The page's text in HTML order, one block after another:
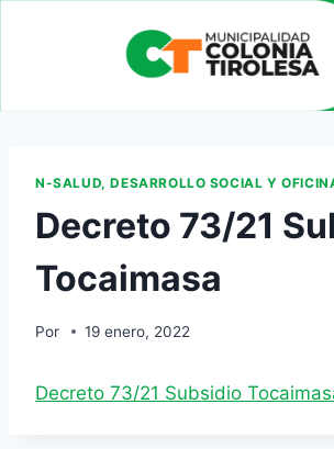
N-SALUD, DESARROLLO SOCIAL Y
Decreto 73/21
Tocaimasa
Por 19 enero, 2022
Decreto 73/21 Subsidio